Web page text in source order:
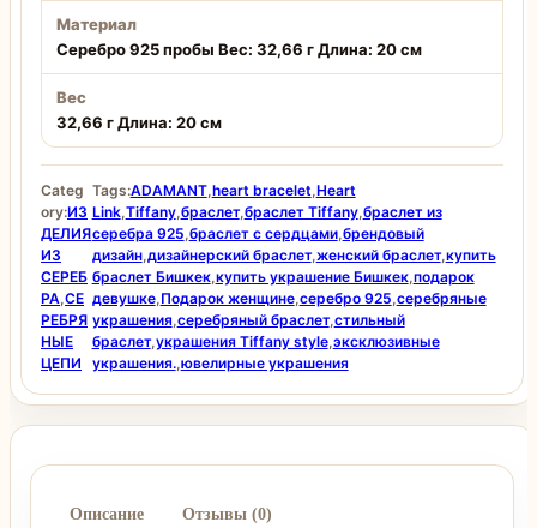
Материал
Серебро 925 пробы Вес: 32,66 г Длина: 20 см
Вес
32,66 г Длина: 20 см
Categ
ory:ИЗ
ДЕЛИЯ
ИЗ
СЕРЕБ
РА,СЕ
РЕБРЯ
НЫЕ
ЦЕПИ
Tags:ADAMANT,heart bracelet,Heart
Link,Tiffany,браслет,браслет Tiffany,браслет из
серебра 925,браслет с сердцами,брендовый
дизайн,дизайнерский браслет,женский браслет,купить
браслет Бишкек,купить украшение Бишкек,подарок
девушке,Подарок женщине,серебро 925,серебряные
украшения,серебряный браслет,стильный
браслет,украшения Tiffany style,эксклюзивные
украшения.,ювелирные украшения
Описание Отзывы (0)